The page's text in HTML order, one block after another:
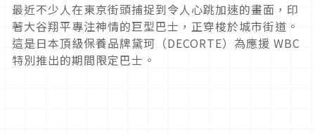
最近不少人在東京街頭捕捉到令人心跳加速的畫面，印
著大谷翔平專注神情的巨型巴士，正穿梭於城市街道。
這是日本頂級保養品牌黛珂（DECORTE）為應援 WBC
特別推出的期間限定巴士。